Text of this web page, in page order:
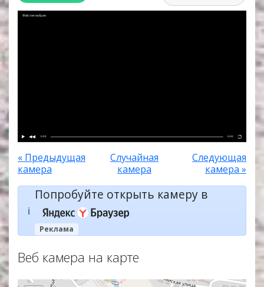
Файл не найден
0:00 0:00
« Предыдущая
камера
Случайная
камера
Следующая
камера »
ℹ️
Попробуйте открыть камеру в
Реклама
Веб камера на карте